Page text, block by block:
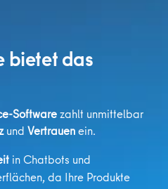
bietet das
Softwarezahlt unmittelbar
und Vertrauenein.
in Chatbots und
da Ihre Produkte